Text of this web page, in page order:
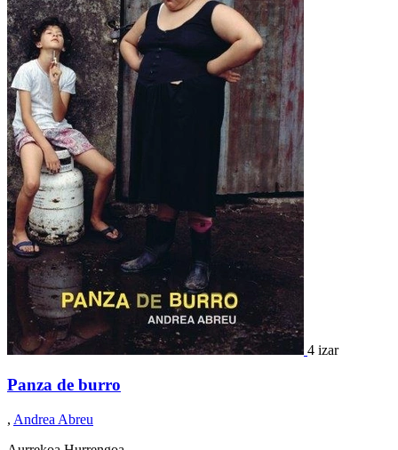
4 izar
Panza de burro
, Andrea Abreu